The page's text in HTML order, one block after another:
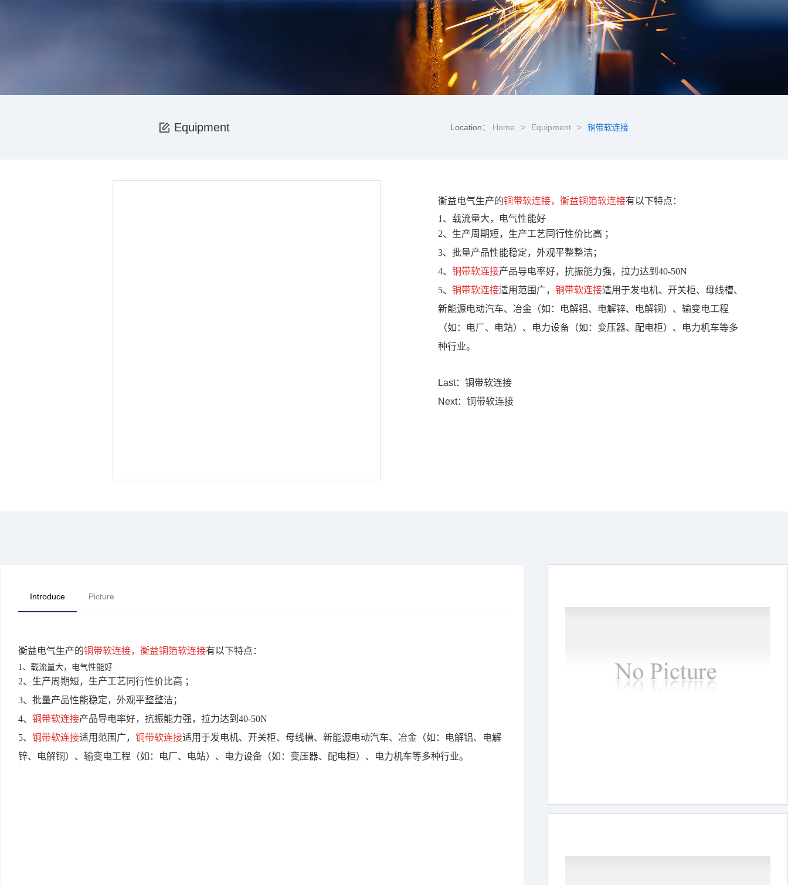
Location： Home > Equipment > 铜带软连接
Equipment
衡益电气生产的铜带软连接，衡益铜箔软连接有以下特点：
1、载流量大，电气性能好
2、生产周期短，生产工艺同行性价比高 ；
3、批量产品性能稳定，外观平整整洁；
4、 铜带软连接产品导电率好，抗振能力强，拉力达到40-50N
5、 铜带软连接适用范围广， 铜带软连接适用于发电机、开关柜、母线槽、
新能源电动汽车、冶金（如：电解铝、电解锌、电解铜）、输变电工程
（如：电厂、电站）、电力设备（如：变压器、配电柜）、电力机车等多
种行业。
Last：铜带软连接
Next：铜带软连接
Introduce Picture
衡益电气生产的铜带软连接，衡益铜箔软连接有以下特点：
1、载流量大，电气性能好
2、生产周期短，生产工艺同行性价比高 ；
3、批量产品性能稳定，外观平整整洁；
4、 铜带软连接产品导电率好，抗振能力强，拉力达到40-50N
5、 铜带软连接适用范围广， 铜带软连接适用于发电机、开关柜、母线槽、新能源电动汽车、冶金（如：电解铝、电解
锌、电解铜）、输变电工程（如：电厂、电站）、电力设备（如：变压器、配电柜）、电力机车等多种行业。